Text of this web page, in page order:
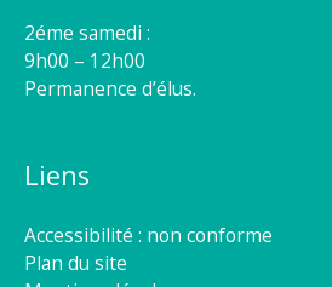
2éme samedi :
9h00 – 12h00
Permanence d’élus.
Liens
Accessibilité : non conforme
Plan du site